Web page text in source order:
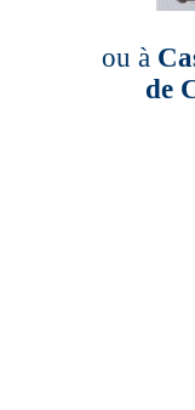
ou à
de